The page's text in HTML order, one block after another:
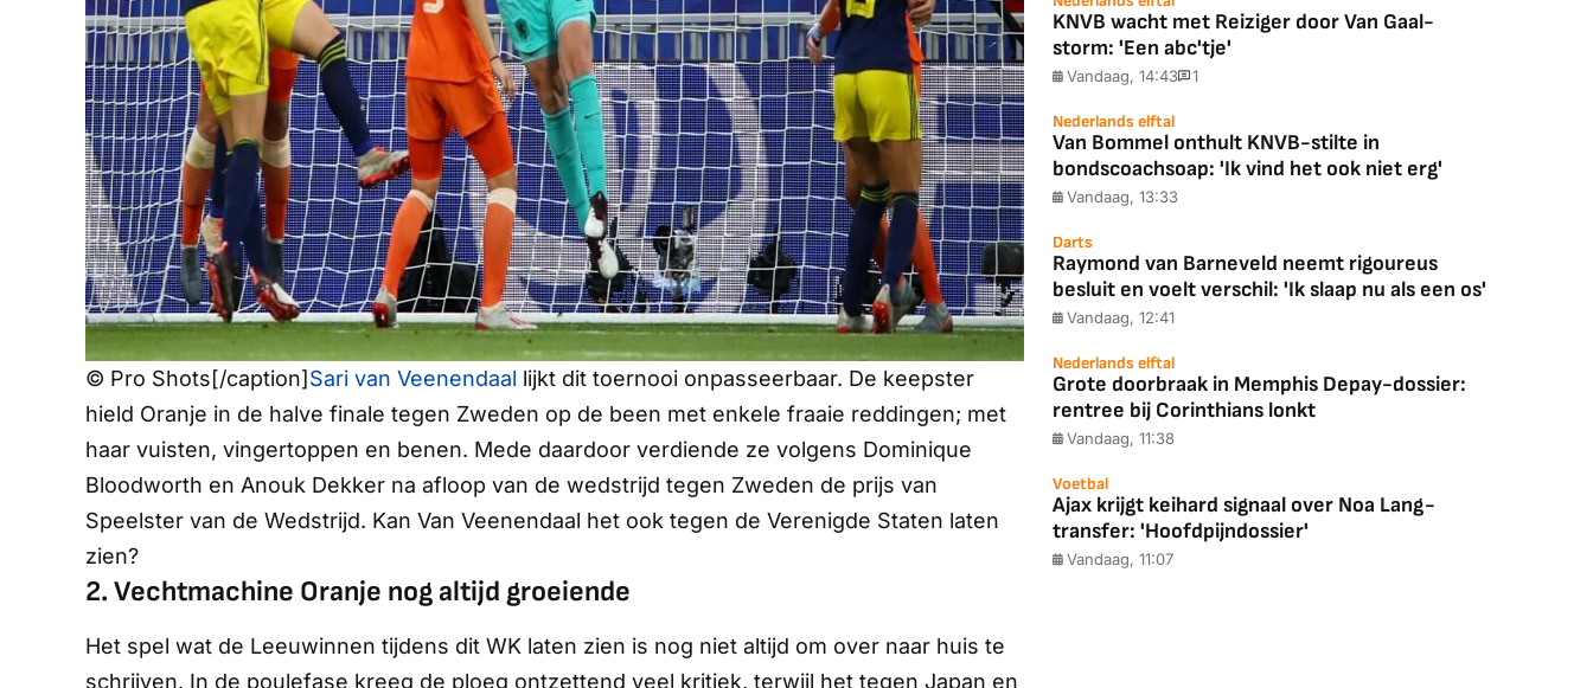
© Pro Shots[/caption] Sari van Veenendaal lijkt dit toernooi onpasseerbaar. De keepster
hield Oranje in de halve finale tegen Zweden op de been met enkele fraaie reddingen; met
haar vuisten, vingertoppen en benen. Mede daardoor verdiende ze volgens Dominique
Bloodworth en Anouk Dekker na afloop van de wedstrijd tegen Zweden de prijs van
Speelster van de Wedstrijd. Kan Van Veenendaal het ook tegen de Verenigde Staten laten
zien?
2. Vechtmachine Oranje nog altijd groeiende
Het spel wat de Leeuwinnen tijdens dit WK laten zien is nog niet altijd om over naar huis te
schrijven. In de poulefase kreeg de ploeg ontzettend veel kritiek, terwijl het tegen Japan en
KNVB wacht met Reiziger door Van Gaal-
storm: 'Een abc'tje'
Vandaag, 14:43 1
Nederlands elftal
Van Bommel onthult KNVB-stilte in
bondscoachsoap: 'Ik vind het ook niet erg'
Vandaag, 13:33
Darts
Raymond van Barneveld neemt rigoureus
besluit en voelt verschil: 'Ik slaap nu als een os'
Vandaag, 12:41
Nederlands elftal
Grote doorbraak in Memphis Depay-dossier:
rentree bij Corinthians lonkt
Vandaag, 11:38
Voetbal
Ajax krijgt keihard signaal over Noa Lang-
transfer: 'Hoofdpijndossier'
Vandaag, 11:07